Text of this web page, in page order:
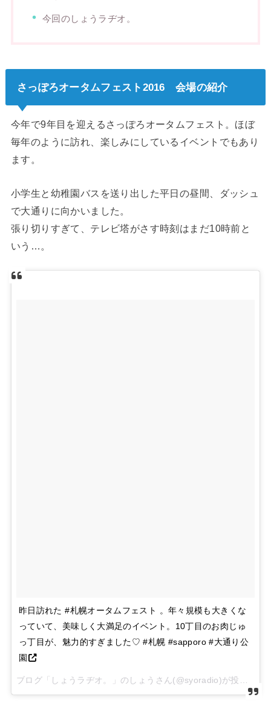
今回のしょうラヂオ。
さっぽろオータムフェスト2016 会場の紹介
今年で9年目を迎えるさっぽろオータムフェスト。ほぼ
毎年のように訪れ、楽しみにしているイベントでもあり
ます。
小学生と幼稚園バスを送り出した平日の昼間、ダッシュ
で大通りに向かいました。
張り切りすぎて、テレビ塔がさす時刻はまだ10時前と
いう…。
昨日訪れた #札幌オータムフェスト 。年々規模も大きくな
っていて、美味しく大満足のイベント。10丁目のお肉じゅ
っ丁目が、魅力的すぎました♡ #札幌 #sapporo #大通り公
園
ブログ「しょうラヂオ。」のしょうさん(@syoradio)が投稿した写真 –